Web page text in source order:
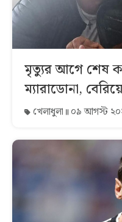
মৃত্যুর আগে শেষ
ম্যারাডোনা,
খেলাধুলা ০৯ আগস্ট